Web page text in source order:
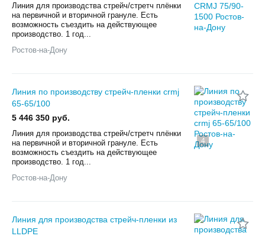
Линия для производства стрейч/стретч плёнки
на первичной и вторичной грануле. Есть
возможность съездить на действующее
производство. 1 год...
Ростов-на-Дону
4
Линия по производству стрейч-пленки crmj
65-65/100
5 446 350 руб.
Линия для производства стрейч/стретч плёнки
на первичной и вторичной грануле. Есть
возможность съездить на действующее
производство. 1 год...
Ростов-на-Дону
Линия для производства стрейч-пленки из
LLDPE